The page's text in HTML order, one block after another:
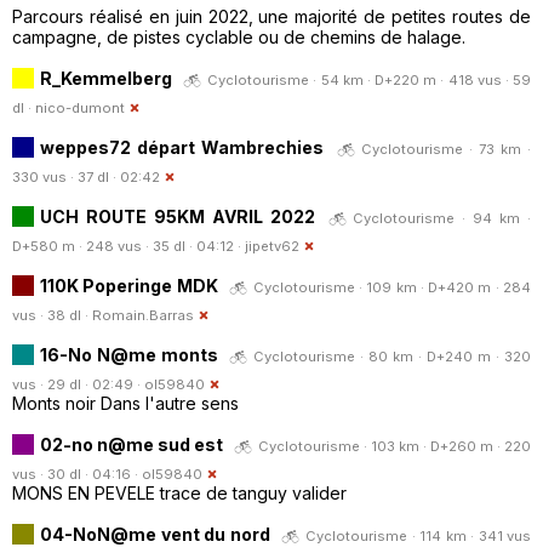
Parcours réalisé en juin 2022, une majorité de petites routes de
campagne, de pistes cyclable ou de chemins de halage.
R_Kemmelberg
Cyclotourisme · 54 km · D+220 m · 418 vus · 59
dl · nico-dumont
weppes72 départ Wambrechies
Cyclotourisme · 73 km ·
330 vus · 37 dl · 02:42
UCH ROUTE 95KM AVRIL 2022
Cyclotourisme · 94 km ·
D+580 m · 248 vus · 35 dl · 04:12 · jipetv62
110K Poperinge MDK
Cyclotourisme · 109 km · D+420 m · 284
vus · 38 dl · Romain.Barras
16-No N@me monts
Cyclotourisme · 80 km · D+240 m · 320
vus · 29 dl · 02:49 · ol59840
Monts noir Dans l'autre sens
02-no n@me sud est
Cyclotourisme · 103 km · D+260 m · 220
vus · 30 dl · 04:16 · ol59840
MONS EN PEVELE trace de tanguy valider
04-NoN@me vent du nord
Cyclotourisme · 114 km · 341 vus